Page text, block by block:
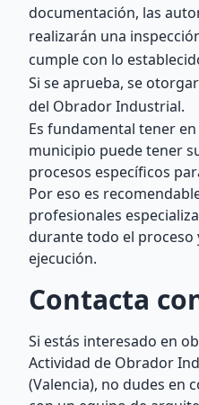
documentación, las
realizarán una
cumple con lo
Si se aprueba, se
del Obrador Industrial.
Es fundamental tener
municipio puede tener
procesos específicos
Por eso es
profesionales
durante todo el proceso
ejecución.
Contacta
Si estás interesado en
Actividad de Obrador
(Valencia), no dudes en